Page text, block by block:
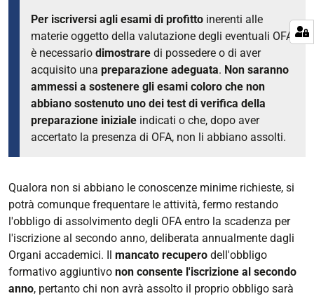
Per iscriversi agli esami di profitto inerenti alle
materie oggetto della valutazione degli eventuali OFA
è necessario dimostrare di possedere o di aver
acquisito una preparazione adeguata. Non saranno
ammessi a sostenere gli esami coloro che non
abbiano sostenuto uno dei test di verifica della
preparazione iniziale indicati o che, dopo aver
accertato la presenza di OFA, non li abbiano assolti.
Qualora non si abbiano le conoscenze minime richieste, si
potrà comunque frequentare le attività, fermo restando
l'obbligo di assolvimento degli OFA entro la scadenza per
l'iscrizione al secondo anno, deliberata annualmente dagli
Organi accademici. Il mancato recupero dell'obbligo
formativo aggiuntivo non consente l'iscrizione al secondo
anno, pertanto chi non avrà assolto il proprio obbligo sarà